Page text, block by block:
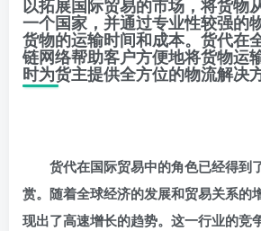
以拓展国际贸易的市场，将货物
一个国家，并通过专业性较强的
货物的运输时间和成本。货代在
链网络帮助客户方便地将货物运
时为货主提供全方位的物流解决
货代在国际贸易中的角色已经得到
赏。随着全球经济的发展和贸易关系的
现出了高速增长的趋势。这一行业的竞